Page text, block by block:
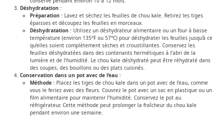
Déshydratation :
Préparation : Lavez et séchez les feuilles de chou kale. Retirez les tiges
épaisses et découpez les feuilles en morceaux.
Déshydratation : Utilisez un déshydrateur alimentaire ou un four à basse
température (environ 135°F ou 57°C) pour déshydrater les feuilles jusqu’à ce
qu’elles soient complètement sèches et croustillantes. Conservez les
feuilles déshydratées dans des contenants hermétiques à l’abri de la
lumière et de l’humidité. Le chou kale déshydraté peut être réhydraté dans
des soupes, des bouillons ou des plats cuisinés.
Conservation dans un pot avec de l’eau :
Méthode : Placez les tiges de chou kale dans un pot avec de l’eau, comme
vous le feriez avec des fleurs. Couvrez le pot avec un sac en plastique ou un
film alimentaire pour maintenir l’humidité. Conservez le pot au
réfrigérateur. Cette méthode peut prolonger la fraîcheur du chou kale
pendant environ une semaine.